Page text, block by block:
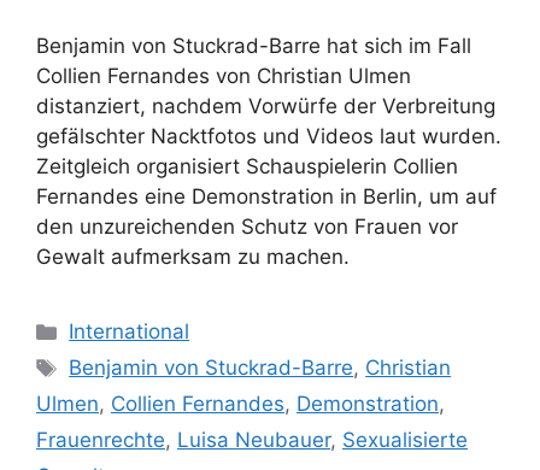
Benjamin von Stuckrad-Barre hat sich im Fall
Collien Fernandes von Christian Ulmen
distanziert, nachdem Vorwürfe der Verbreitung
gefälschter Nacktfotos und Videos laut wurden.
Zeitgleich organisiert Schauspielerin Collien
Fernandes eine Demonstration in Berlin, um auf
den unzureichenden Schutz von Frauen vor
Gewalt aufmerksam zu machen.
Kategorien
International
Schlagwörter
Benjamin von Stuckrad-Barre, Christian
Ulmen, Collien Fernandes, Demonstration,
Frauenrechte, Luisa Neubauer, Sexualisierte